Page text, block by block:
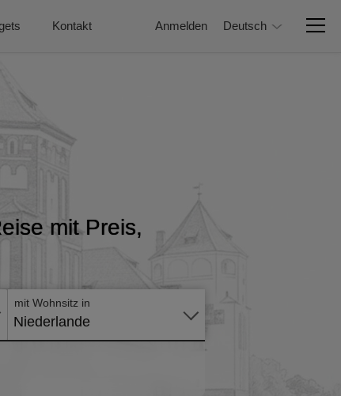
Kontakt Anmelden Deutsch
mit Preis,
mit Wohnsitz in
Niederlande